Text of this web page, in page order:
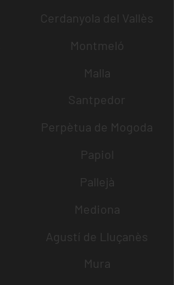
Cerdanyola del Vallès
Montmeló
Malla
Santpedor
Perpètua de Mogoda
Papiol
Pallejà
Mediona
Agustí de Lluçanès
Mura